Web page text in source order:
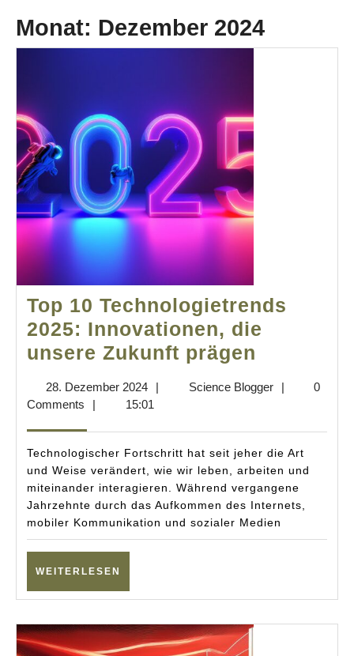
Monat: Dezember 2024
Top 10 Technologietrends
2025: Innovationen, die
unsere Zukunft prägen
die
unsere
Zukunft
prägen
28. Dezember 202428.
Dezember
| Science BloggerScience
|
0
Comments
| 15:01
Technologischer Fortschritt hat seit jeher die Art
und Weise verändert, wie wir leben, arbeiten und
miteinander interagieren. Während vergangene
Jahrzehnte durch das Aufkommen des Internets,
mobiler Kommunikation und sozialer Medien
WEITERLESEN